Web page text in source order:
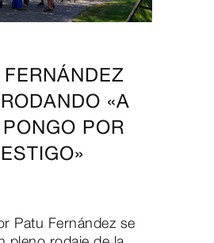
FERNÁNDEZ
«A
POR
Patu Fernández se